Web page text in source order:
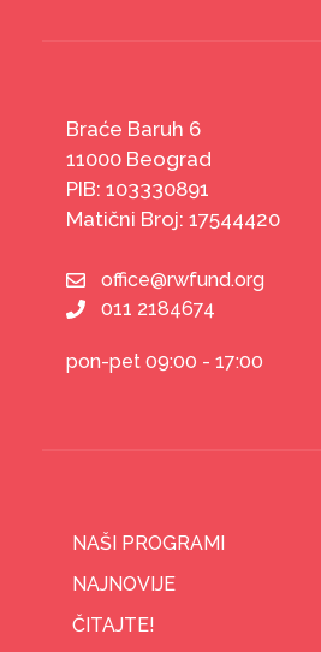
Braće Baruh 6
11000 Beograd
PIB: 103330891
Matični Broj: 17544420
office@rwfund.org
011 2184674
pon-pet 09:00 - 17:00
NAŠI PROGRAMI
NAJNOVIJE
ČITAJTE!